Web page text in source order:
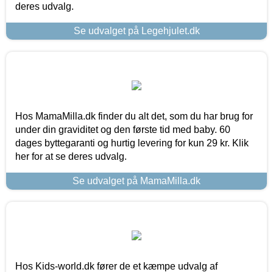
deres udvalg.
Se udvalget på Legehjulet.dk
Hos MamaMilla.dk finder du alt det, som du har brug for
under din graviditet og den første tid med baby. 60
dages byttegaranti og hurtig levering for kun 29 kr. Klik
her for at se deres udvalg.
Se udvalget på MamaMilla.dk
Hos Kids-world.dk fører de et kæmpe udvalg af